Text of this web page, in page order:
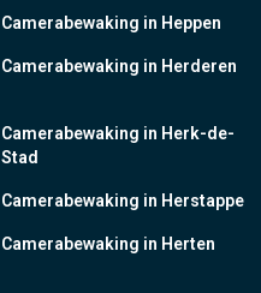
Camerabewaking in Heppen
Camerabewaking in Herderen
Camerabewaking in Herk-de-
Stad
Camerabewaking in Herstappe
Camerabewaking in Herten